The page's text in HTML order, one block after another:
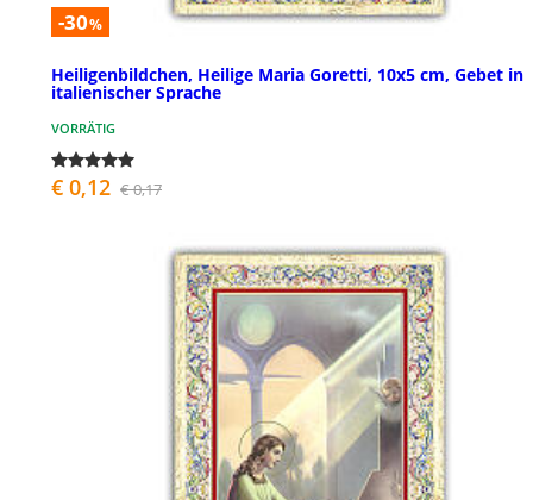
-30%
Heiligenbildchen, Heilige Maria Goretti, 10x5 cm, Gebet in
italienischer Sprache
VORRÄTIG
€ 0,12 € 0,17